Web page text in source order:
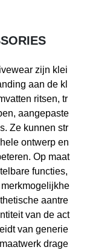
zijn klei
aan de kl
ritsen, tr
aangepaste
Ze kunnen str
ontwerp en
Op maat
functies,
aantre
van de act
van generie
drage